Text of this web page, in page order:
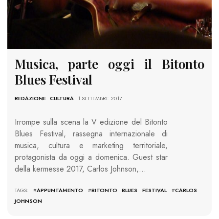
Musica, parte oggi il Bitonto
Blues Festival
REDAZIONE-CULTURA- 1 SETTEMBRE 2017
Irrompe sulla scena la V edizione del Bitonto
Blues Festival, rassegna internazionale di
musica, cultura e marketing territoriale,
protagonista da oggi a domenica. Guest star
della kermesse 2017, Carlos Johnson,…
TAGS: #APPUNTAMENTO #BITONTO BLUES FESTIVAL #CARLOS
JOHNSON